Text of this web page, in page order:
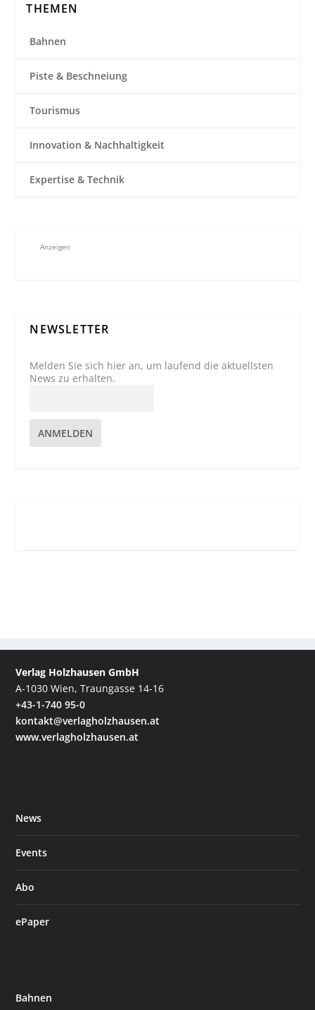
THEMEN
Bahnen
Piste & Beschneiung
Tourismus
Innovation & Nachhaltigkeit
Expertise & Technik
Anzeigen
NEWSLETTER
Melden Sie sich hier an, um laufend die aktuellsten
News zu erhalten.
ANMELDEN
Verlag Holzhausen GmbH
A-1030 Wien, Traungasse 14-16
+43-1-740 95-0
kontakt@verlagholzhausen.at
www.verlagholzhausen.at
News
Events
Abo
ePaper
Bahnen